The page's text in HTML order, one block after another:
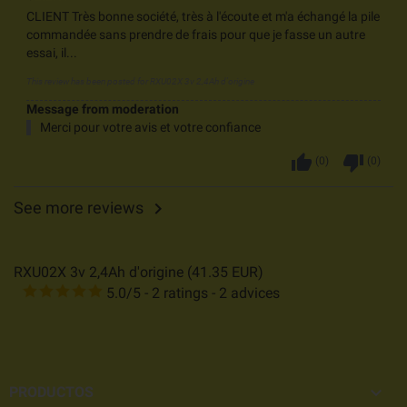
CLIENT Très bonne société, très à l'écoute et m'a échangé la pile
commandée sans prendre de frais pour que je fasse un autre
essai, il...
Message from moderation
Merci pour votre avis et votre confiance
thumb_up (0 ) thumb_down (0 )
See more reviews 
RXU02X 3v 2,4Ah d'origine (41.35 EUR)
5.0/5 - 2 ratings - 2 advices
PRODUCTOS 